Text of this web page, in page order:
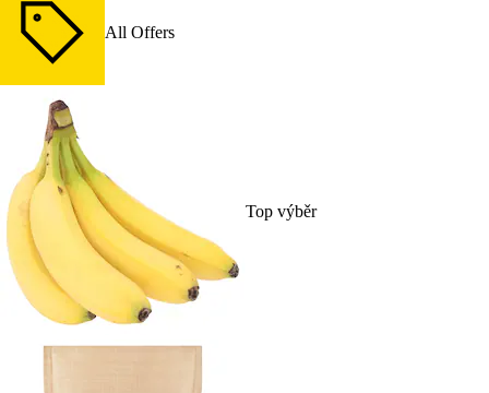
All Offers
Top výběr